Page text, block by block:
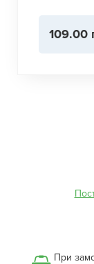
109.00
При